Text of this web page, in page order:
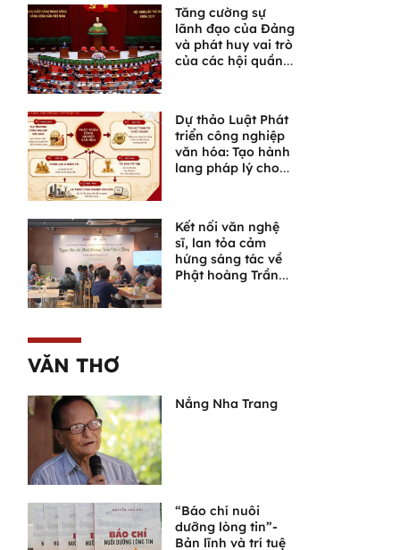
Tăng cường sự
lãnh đạo của Đảng
và phát huy vai trò
của các hội quần
Dự thảo Luật Phát
triển công nghiệp
văn hóa: Tạo hành
lang pháp lý cho
Kết nối văn nghệ
sĩ, lan tỏa cảm
hứng sáng tác về
Phật hoàng Trần
VĂN THƠ
Nắng Nha Trang
“Báo chí nuôi
dưỡng lòng tin”-
Bản lĩnh và trí tuệ